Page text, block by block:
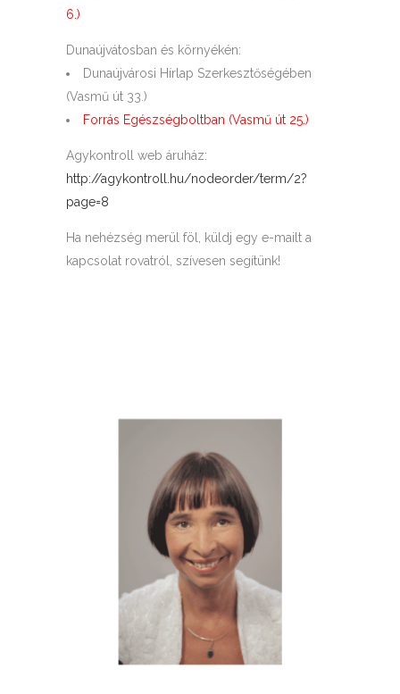
6.)
Dunaújvátosban és környékén:
Dunaújvárosi Hírlap Szerkesztőségében
(Vasmű út 33.)
Forrás Egészségboltban (Vasmű út 25.)
Agykontroll web áruház:
http://agykontroll.hu/nodeorder/term/2?
page=8
Ha nehézség merül föl, küldj egy e-mailt a
kapcsolat rovatról, szívesen segítünk!